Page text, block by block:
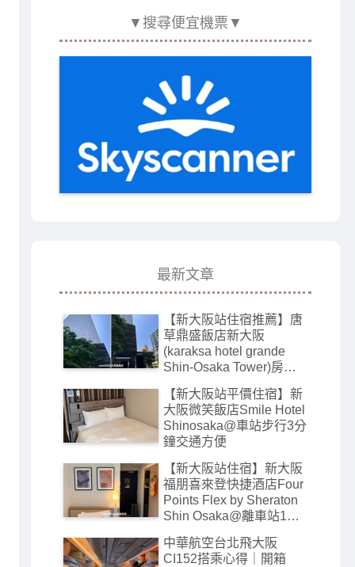
▼搜尋便宜機票▼
最新文章
【新大阪站住宿推薦】唐
草鼎盛飯店新大阪
(karaksa hotel grande
Shin-Osaka Tower)房間
【新大阪站平價住宿】新
大阪微笑飯店Smile Hotel
Shinosaka@車站步行3分
鐘交通方便
【新大阪站住宿】新大阪
福朋喜來登快捷酒店Four
Points Flex by Sheraton
Shin Osaka@離車站1分
中華航空台北飛大阪
CI152搭乘心得｜開箱